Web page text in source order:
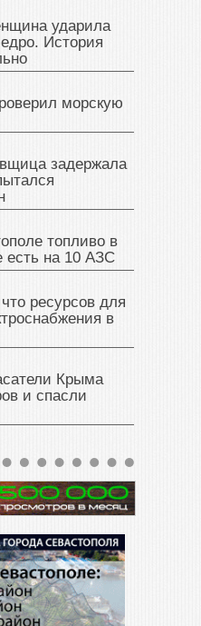
ударила
История
морскую
задержала
топливо в
есть на 10 АЗС
ресурсов для
в
Крыма
и спасли